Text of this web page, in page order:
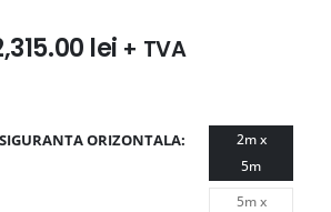
leiInterval
215.00 lei
până
2,315.00 lei
+ TVA
ORIZONTALA
2m x
5m
5m x